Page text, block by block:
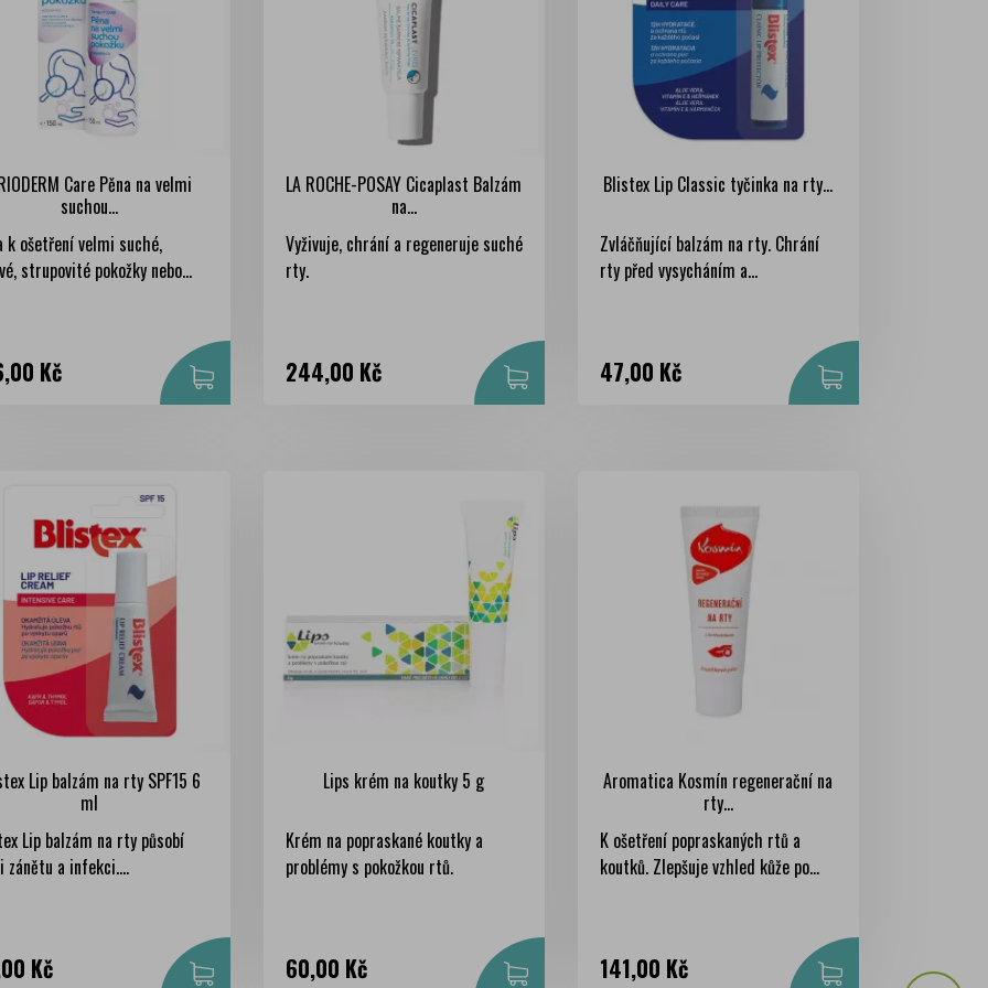
Care Pěna na velmi
suchou...
k ošetření velmi suché,
strupovité pokožky nebo...
Kč
LA ROCHE-POSAY Cicaplast Balzám
na...
Vyživuje, chrání a regeneruje suché
rty.
Cena
244,00 Kč
Blistex Lip Classic tyčinka na rty...
Zvláčňující balzám na rty. Chrání
rty před vysycháním a...
Cena
47,00 Kč
Lip balzám na rty SPF15 6
ml
Lip balzám na rty působí
zánětu a infekci....
Kč
Lips krém na koutky 5 g
Krém na popraskané koutky a
problémy s pokožkou rtů.
Cena
60,00 Kč
Aromatica Kosmín regenerační na
rty...
K ošetření popraskaných rtů a
koutků. Zlepšuje vzhled kůže po...
Cena
141,00 Kč